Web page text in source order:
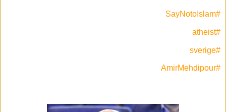
#SayNotoIslam
#atheist
#sverige
#AmirMehdipour